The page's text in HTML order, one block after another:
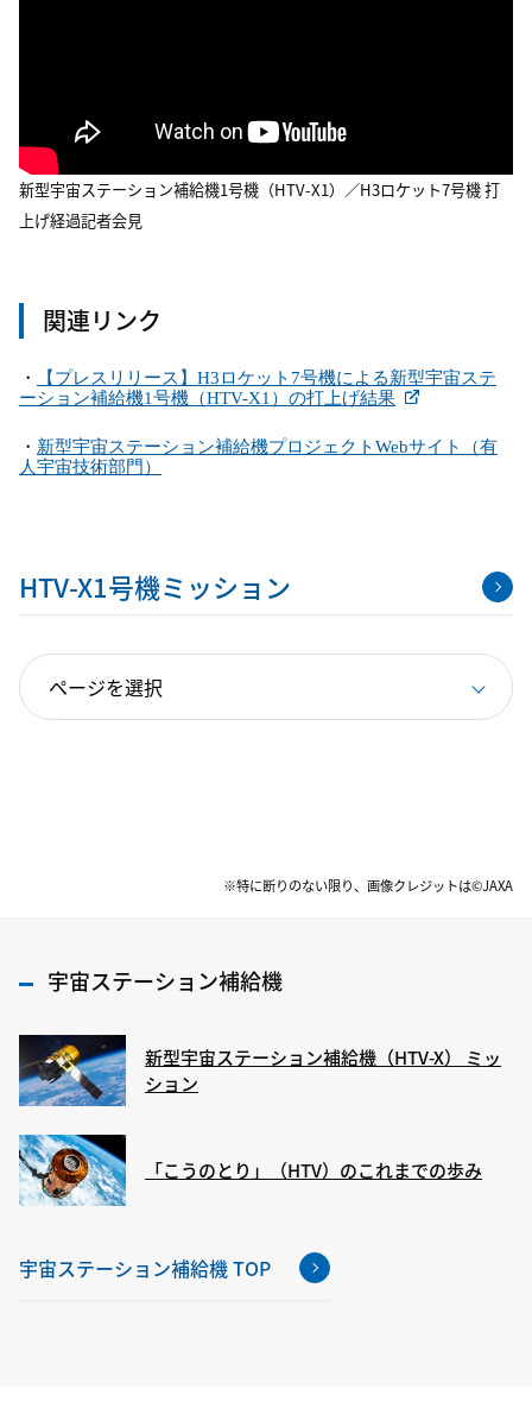
新型宇宙ステーション補給機1号機（HTV-X1）／H3ロケット7号機 打
上げ経過記者会見
関連リンク
・ 【プレスリリース】H3ロケット7号機による新型宇宙ステ
ーション補給機1号機（HTV-X1）の打上げ結果
・ 新型宇宙ステーション補給機プロジェクトWebサイト（有
人宇宙技術部門）
HTV-X1号機ミッション
※特に断りのない限り、画像クレジットは©JAXA
宇宙ステーション補給機
新型宇宙ステーション補給機（HTV-X） ミッ
ション
「こうのとり」（HTV）のこれまでの歩み
宇宙ステーション補給機 TOP